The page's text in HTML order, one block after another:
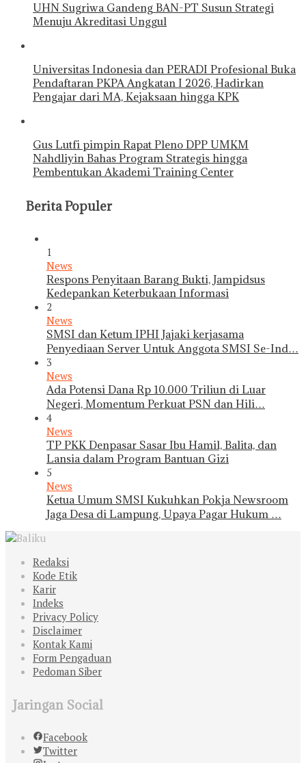
UHN Sugriwa Gandeng BAN-PT Susun Strategi
Menuju Akreditasi Unggul
Universitas Indonesia dan PERADI Profesional Buka
Pendaftaran PKPA Angkatan I 2026, Hadirkan
Pengajar dari MA, Kejaksaan hingga KPK
Gus Lutfi pimpin Rapat Pleno DPP UMKM
Nahdliyin Bahas Program Strategis hingga
Pembentukan Akademi Training Center
Berita Populer
1
News
Respons Penyitaan Barang Bukti, Jampidsus
Kedepankan Keterbukaan Informasi
2
News
SMSI dan Ketum IPHI Jajaki kerjasama
Penyediaan Server Untuk Anggota SMSI Se-Ind…
3
News
Ada Potensi Dana Rp 10.000 Triliun di Luar
Negeri, Momentum Perkuat PSN dan Hili…
4
News
TP PKK Denpasar Sasar Ibu Hamil, Balita, dan
Lansia dalam Program Bantuan Gizi
5
News
Ketua Umum SMSI Kukuhkan Pokja Newsroom
Jaga Desa di Lampung, Upaya Pagar Hukum …
Redaksi
Kode Etik
Karir
Indeks
Privacy Policy
Disclaimer
Kontak Kami
Form Pengaduan
Pedoman Siber
Jaringan Social
Facebook
Twitter